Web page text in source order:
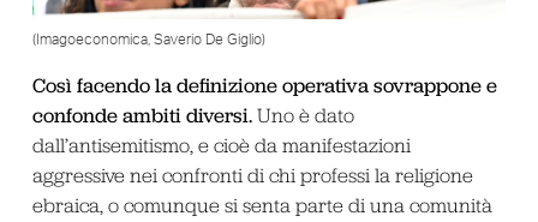
(Imagoeconomica, Saverio De Giglio)
Così facendo la definizione operativa sovrappone e
confonde ambiti diversi.Uno è dato
dall’antisemitismo, e cioè da manifestazioni
aggressive nei confronti di chi professi la religione
ebraica, o comunque si senta parte di una comunità